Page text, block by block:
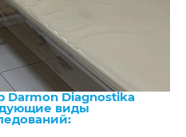
Darmon Diagnostika
виды